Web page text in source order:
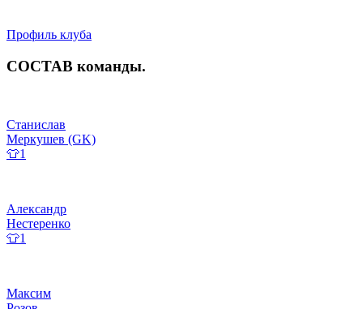
Профиль клуба
СОСТАВ команды.
Станислав
Меркушев (GK)
👕1
Александр
Нестеренко
👕1
Максим